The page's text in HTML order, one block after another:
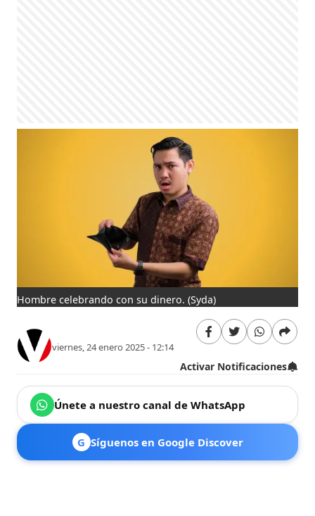
Hombre celebrando con su dinero.(Syda)
viernes, 24 enero 2025 - 12:14
Activar Notificaciones
Únete a nuestro canal de WhatsApp
G Síguenos en Google Discover